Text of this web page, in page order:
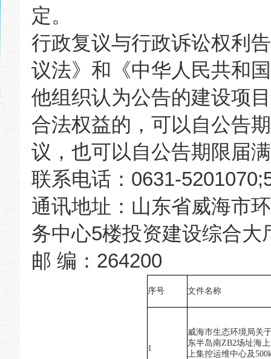
定。
行政复议与行政诉讼权利
议法》和《中华人民共和
他组织认为公告的建设项
合法权益的，可以自公告
议，也可以自公告期限届
联系电话：0631-
通讯地址：山东省威海市
务中心5楼投资建设综合
邮 编：264200
序号 文件名称
1
威海市生态环境局关
东半岛南ZB2场址海
上集控运维中心及